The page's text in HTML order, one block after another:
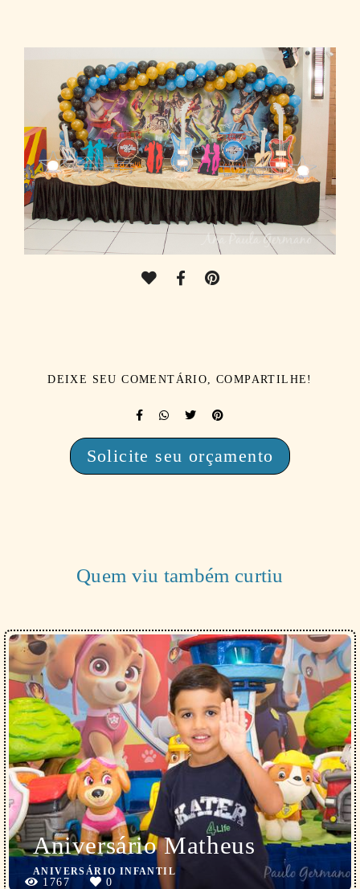
DEIXE SEU COMENTÁRIO, COMPARTILHE!
Solicite seu orçamento
Quem viu também curtiu
Aniversário Matheus
ANIVERSÁRIO INFANTIL
1767 0